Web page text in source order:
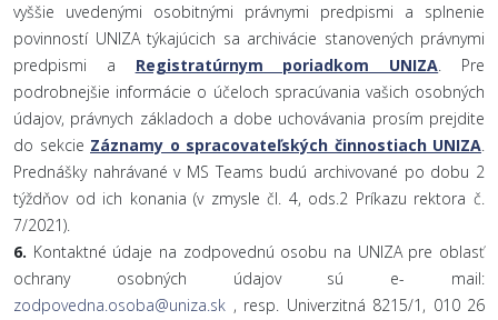
vyššie uvedenými osobitnými právnymi predpismi a splnenie
povinností UNIZA týkajúcich sa archivácie stanovených právnymi
predpismi a Registratúrnym poriadkom UNIZA. Pre
podrobnejšie informácie o účeloch spracúvania vašich osobných
údajov, právnych základoch a dobe uchovávania prosím prejdite
do sekcie Záznamy o spracovateľských činnostiach UNIZA.
Prednášky nahrávané v MS Teams budú archivované po dobu 2
týždňov od ich konania (v zmysle čl. 4, ods.2 Príkazu rektora č.
7/2021).
6. Kontaktné údaje na zodpovednú osobu na UNIZA pre oblasť
ochrany osobných údajov sú e- mail:
zodpovedna.osoba@uniza.sk , resp. Univerzitná 8215/1, 010 26